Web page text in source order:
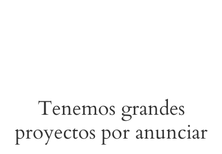
Tenemos grandes
proyectos por anunciar